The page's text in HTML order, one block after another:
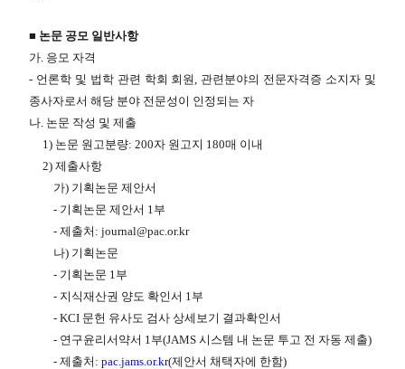
■ 논문 공모 일반사항
가. 응모 자격
- 언론학 및 법학 관련 학회 회원, 관련분야의 전문자격증 소지자 및
종사자로서 해당 분야 전문성이 인정되는 자
나. 논문 작성 및 제출
1) 논문 원고분량: 200자 원고지 180매 이내
2) 제출사항
가) 기획논문 제안서
- 기획논문 제안서 1부
- 제출처: journal@pac.or.kr
나) 기획논문
- 기획논문 1부
- 지식재산권 양도 확인서 1부
- KCI 문헌 유사도 검사 상세보기 결과확인서
- 연구윤리서약서 1부(JAMS 시스템 내 논문 투고 전 자동 제출)
- 제출처: pac.jams.or.kr(제안서 채택자에 한함)